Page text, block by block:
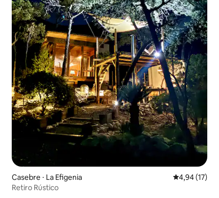
Casebre ⋅ La Efigenia 4,94 de uma
4,94 (17)
Retiro Rústico